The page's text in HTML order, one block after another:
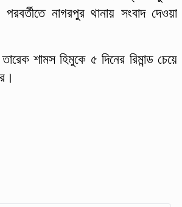
নাগরপুর থানায় সংবাদ দেওয়া
শামস হিমুকে ৫ দিনের রিমান্ড চেয়ে